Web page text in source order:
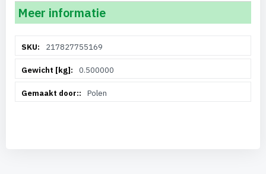
Meer informatie
informatie217827755169
0.500000
Polen